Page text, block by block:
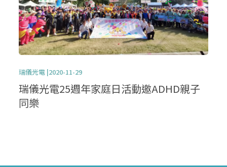
瑞儀光電 |2020-11-29
瑞儀光電25週年家庭日活動邀ADHD親子
同樂